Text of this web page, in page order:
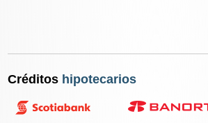
Créditos hipotecarios